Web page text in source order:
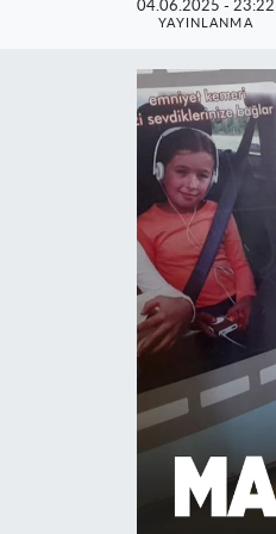
04.06.2025 - 23:22
YAYINLANMA